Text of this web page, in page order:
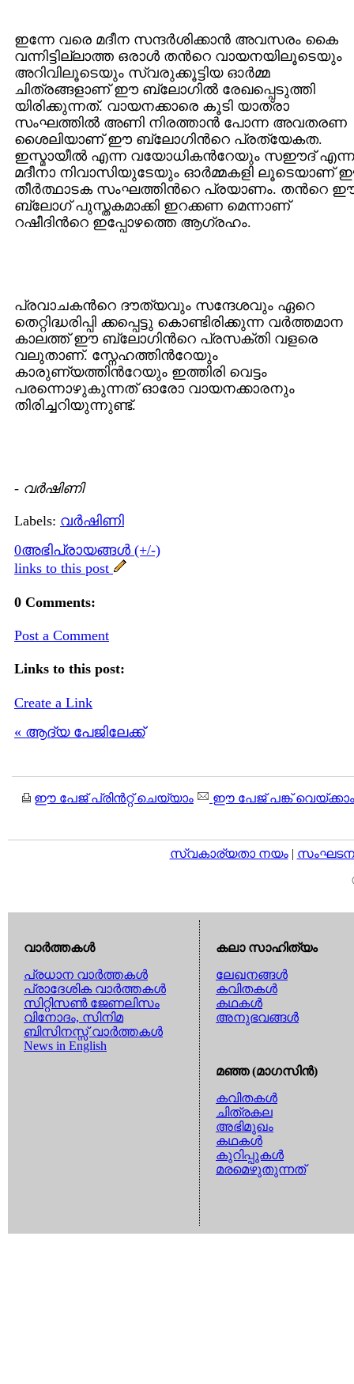
ഇന്നേ വരെ മദീന സന്ദര്‍ശിക്കാന്‍ അവസരം കൈ
വന്നിട്ടില്ലാത്ത ഒരാള്‍ തന്‍റെ വായനയിലൂടെയും
അറിവിലൂടെയും സ്വരുക്കൂട്ടിയ ഓര്‍മ്മ
ചിത്രങ്ങളാണ് ഈ ബ്ലോഗില്‍ രേഖപ്പെടുത്തി
യിരിക്കുന്നത്. വായനക്കാരെ കൂടി യാത്രാ
സംഘത്തില്‍ അണി നിരത്താന്‍ പോന്ന അവതരണ
ശൈലിയാണ് ഈ ബ്ലോഗിന്‍റെ പ്രത്യേകത.
ഇസ്മായീല്‍ എന്ന വയോധികന്‍റേയും സഈദ് എന്ന
മദീനാ നിവാസിയുടേയും ഓര്‍മ്മകളി ലൂടെയാണ്
തീര്‍ത്ഥാടക സംഘത്തിന്‍റെ പ്രയാണം. തന്‍റെ
ബ്ലോഗ് പുസ്തകമാക്കി ഇറക്കണ മെന്നാണ്
റഷീദിന്‍റെ ഇപ്പോഴത്തെ ആഗ്രഹം.
പ്രവാചകന്‍റെ ദൗത്യവും സന്ദേശവും ഏറെ
തെറ്റിദ്ധരിപ്പി ക്കപ്പെട്ടു കൊണ്ടിരിക്കുന്ന വര്‍ത്തമാന
കാലത്ത് ഈ ബ്ലോഗിന്‍റെ പ്രസക്തി വളരെ
വലുതാണ്. സ്നേഹത്തിന്‍റേയും
കാരുണ്യത്തിന്‍റേയും ഇത്തിരി വെട്ടം
പരന്നൊഴുകുന്നത് ഓരോ വായനക്കാരനും
തിരിച്ചറിയുന്നുണ്ട്.
- വര്‍ഷിണി
Labels: വര്‍ഷിണി
0അഭിപ്രായങ്ങള്‍ (+/-)
links to this post
0 Comments:
Post a Comment
Links to this post:
Create a Link
« ആദ്യ പേജിലേക്ക്
ഈ പേജ് പ്രിന്‍റ്റ് ചെയ്യാം ഈ പേജ് പങ്ക് വെയ്ക്കാം
സ്വകാര്യതാ നയം|
വാര്‍ത്തകള്‍
പ്രധാന വാര്‍ത്തകള്‍
പ്രാദേശിക വാര്‍ത്തകള്‍
സിറ്റിസണ്‍ ജേണലിസം
വിനോദം, സിനിമ
ബിസിനസ്സ് വാര്‍ത്തകള്‍
News in English
കലാ സാഹിത്യം
ലേഖനങ്ങള്‍
കവിതകള്‍
കഥകള്‍
അനുഭവങ്ങള്‍
മഞ്ഞ (മാഗസിന്‍)
കവിതകള്‍
ചിത്രകല
അഭിമുഖം
കഥകള്‍
കുറിപ്പുകള്‍
മരമെഴുതുന്നത്